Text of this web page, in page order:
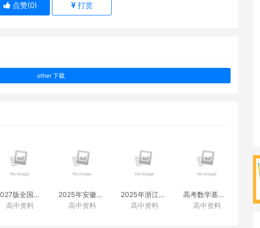
点赞(0) 打赏
other 下载
2027版全国38套附赠资料
高中资料
2025年安徽高考真题
（化学）
高中资料
2025年浙江高考真题
（化学）
高中资料
高考数学基础篇
（类题拓展和变式练透）
高中资料